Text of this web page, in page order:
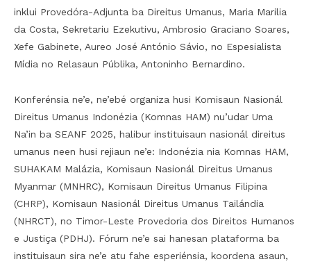
inklui Provedóra-Adjunta ba Direitus Umanus, Maria Marilia
da Costa, Sekretariu Ezekutivu, Ambrosio Graciano Soares,
Xefe Gabinete, Aureo José António Sávio, no Espesialista
Mídia no Relasaun Públika, Antoninho Bernardino.
Konferénsia ne’e, ne’ebé organiza husi Komisaun Nasionál
Direitus Umanus Indonézia (Komnas HAM) nu’udar Uma
Na’in ba SEANF 2025, halibur instituisaun nasionál direitus
umanus neen husi rejiaun ne’e: Indonézia nia Komnas HAM,
SUHAKAM Malázia, Komisaun Nasionál Direitus Umanus
Myanmar (MNHRC), Komisaun Direitus Umanus Filipina
(CHRP), Komisaun Nasionál Direitus Umanus Tailándia
(NHRCT), no Timor-Leste Provedoria dos Direitos Humanos
e Justiça (PDHJ). Fórum ne’e sai hanesan plataforma ba
instituisaun sira ne’e atu fahe esperiénsia, koordena asaun,